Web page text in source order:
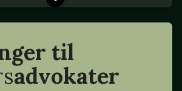
til
advokater